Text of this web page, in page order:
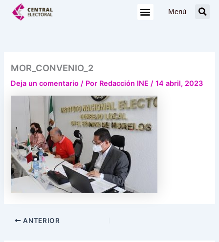
Menú
MOR_CONVENIO_2
Deja un comentario / Por Redacción INE/14 abril, 2023
ANTERIOR